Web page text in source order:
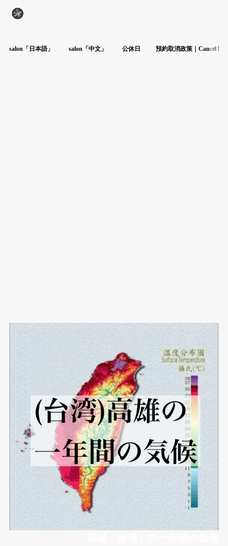
salon「日本語」 salon「中文」 公休日 預約取消政策｜Cancel